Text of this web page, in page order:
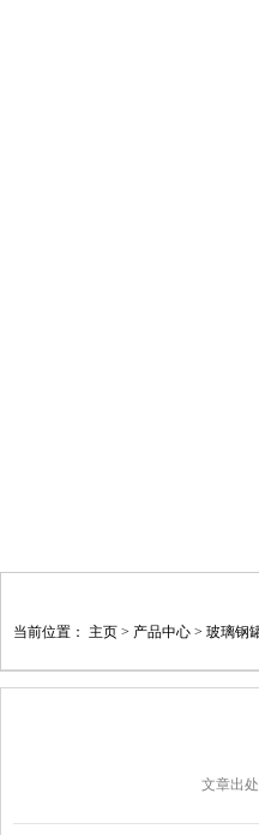
当前位置： 主页 > 产品中心 > 玻璃钢
文章出